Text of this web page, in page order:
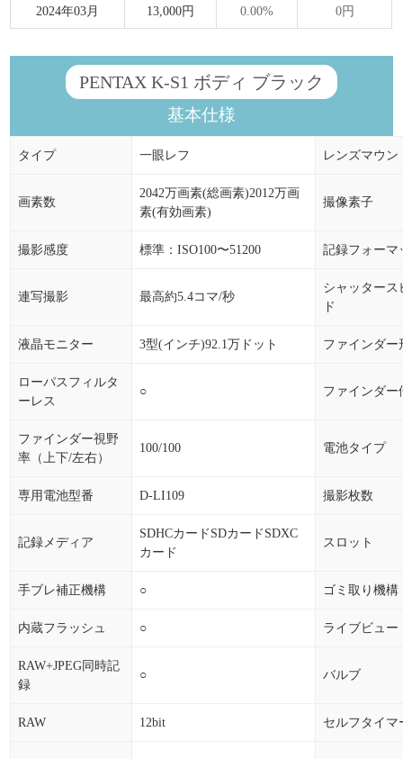
2024年03月 13,000円 0.00% 0円
PENTAX K-S1 ボディ ブラック
基本仕様
タイプ 一眼レフ レンズマウン
画素数
2042万画素(総画素)2012万画
素(有効画素)
撮像素子
撮影感度 標準：ISO100〜51200 記録フォーマ
連写撮影 最高約5.4コマ/秒
シャッタース
ド
液晶モニター 3型(インチ)92.1万ドット ファインダー
ローパスフィルタ
ーレス
○ ファインダー
ファインダー視野
率（上下/左右）
100/100 電池タイプ
専用電池型番 D-LI109 撮影枚数
記録メディア
SDHCカードSDカードSDXC
カード
スロット
手ブレ補正機構 ○ ゴミ取り機構
内蔵フラッシュ ○ ライブビュー
RAW+JPEG同時記
録
○ バルブ
RAW 12bit セルフタイマ